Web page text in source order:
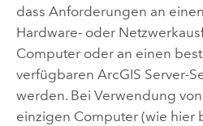
dass Anforderungen an
Hardware- oder
Computer oder an einen
verfügbaren ArcGIS Server-
werden. Bei Verwendung
einzigen Computer (wie hier